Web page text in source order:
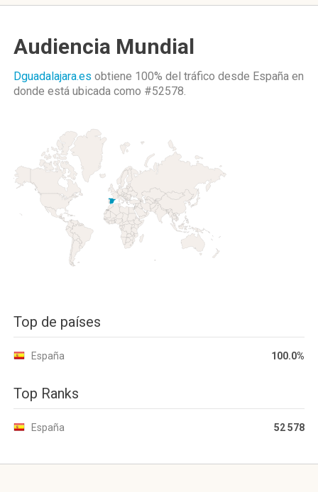
Audiencia Mundial
Dguadalajara.es obtiene 100% del tráfico desde España en
donde está ubicada como #52578.
Top de países
España 100.0%
Top Ranks
España 52 578